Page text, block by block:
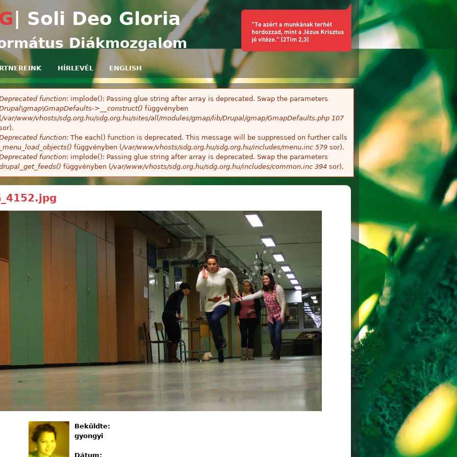
| Soli Deo Gloria
Diákmozgalom
HÍRLEVÉL ENGLISH
function: implode(): Passing glue string after array is deprecated. Swap the parameters
>__construct() függvényben
(/var/www/vhosts/sdg.org.hu/sdg.org.hu/sites/all/modules/gmap/lib/Drupal/gmap/GmapDefaults.php 107
function: The each() function is deprecated. This message will be suppressed on further calls
_menu_load_objects() függvényben (/var/www/vhosts/sdg.org.hu/sdg.org.hu/includes/menu.inc 579 sor).
function: implode(): Passing glue string after array is deprecated. Swap the parameters
függvényben (/var/www/vhosts/sdg.org.hu/sdg.org.hu/includes/common.inc 394 sor).
Beküldte:
gyongyi
Dátum: